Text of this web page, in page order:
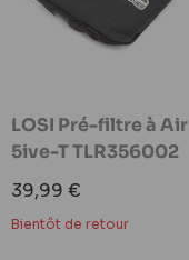
LOSI Pré-filtre à Air
5ive-T TLR356002
Prix
réduit
39,99 €
Bientôt de retour